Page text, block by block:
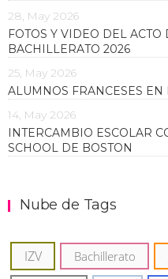
28, May 2026
FOTOS Y VIDEO DEL
BACHILLERATO 2026
25, May 2026
ALUMNOS FRANCESES EN
14, May 2026
INTERCAMBIO ESCOLAR
SCHOOL DE BOSTON
Nube de Tags
IZV Bachillerato